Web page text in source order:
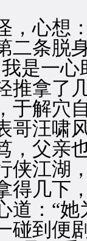
心想：
二条脱
是一
推拿了
解穴自
哥汪啸
，父亲
侠江湖
得几下
：“她
碰到便